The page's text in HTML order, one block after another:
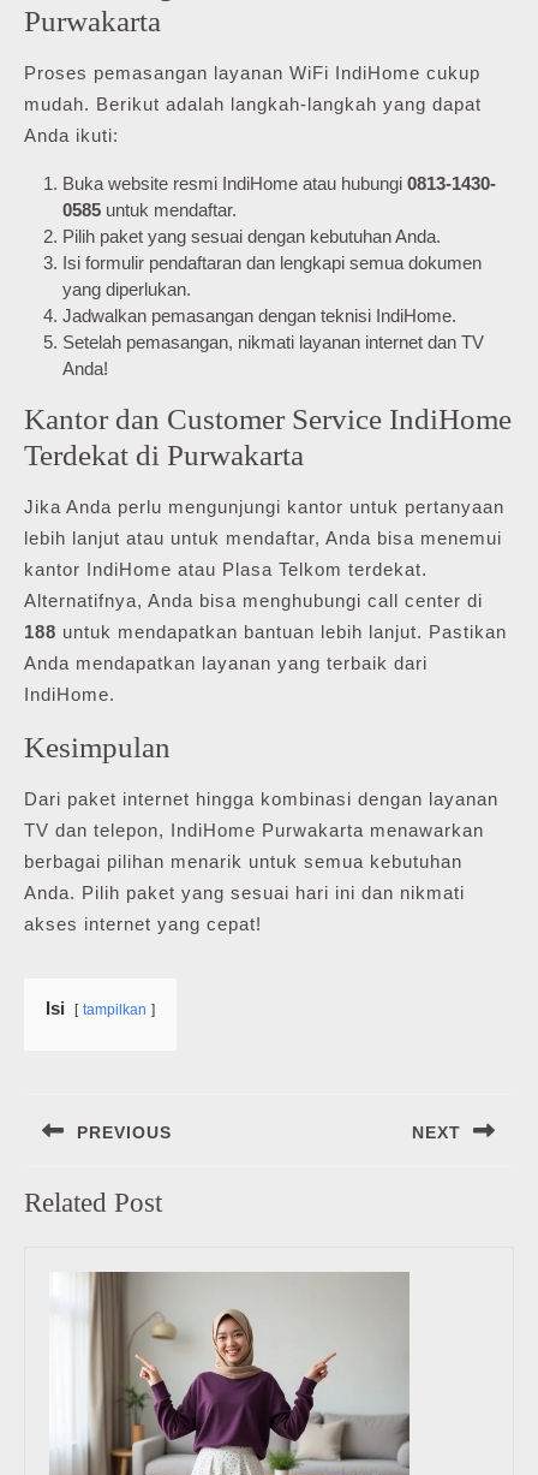
Purwakarta
Proses pemasangan layanan WiFi IndiHome cukup
mudah. Berikut adalah langkah-langkah yang dapat
Anda ikuti:
Buka website resmi IndiHome atau hubungi 0813-1430-
0585 untuk mendaftar.
Pilih paket yang sesuai dengan kebutuhan Anda.
Isi formulir pendaftaran dan lengkapi semua dokumen
yang diperlukan.
Jadwalkan pemasangan dengan teknisi IndiHome.
Setelah pemasangan, nikmati layanan internet dan TV
Anda!
Kantor dan Customer Service IndiHome
Terdekat di Purwakarta
Jika Anda perlu mengunjungi kantor untuk pertanyaan
lebih lanjut atau untuk mendaftar, Anda bisa menemui
kantor IndiHome atau Plasa Telkom terdekat.
Alternatifnya, Anda bisa menghubungi call center di
188 untuk mendapatkan bantuan lebih lanjut. Pastikan
Anda mendapatkan layanan yang terbaik dari
IndiHome.
Kesimpulan
Dari paket internet hingga kombinasi dengan layanan
TV dan telepon, IndiHome Purwakarta menawarkan
berbagai pilihan menarik untuk semua kebutuhan
Anda. Pilih paket yang sesuai hari ini dan nikmati
akses internet yang cepat!
Isi tampilkan
pos
PREVIOUS
post:
NEXT
Related Post